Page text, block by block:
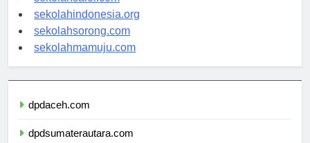
sekolahsalor.com
sekolahindonesia.org
sekolahsorong.com